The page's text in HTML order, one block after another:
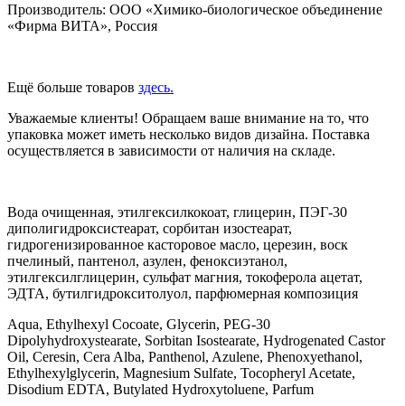
Производитель: OOO «Химико-биологическое объединение
«Фирма ВИТА», Россия
Ещё больше товаров здесь.
Уважаемые клиенты! Обращаем ваше внимание на то, что
упаковка может иметь несколько видов дизайна. Поставка
осуществляется в зависимости от наличия на складе.
Вода очищенная, этилгексилкокоат, глицерин, ПЭГ-30
диполигидроксистеарат, сорбитан изостеарат,
гидрогенизированное касторовое масло, церезин, воск
пчелиный, пантенол, азулен, феноксиэтанол,
этилгексилглицерин, сульфат магния, токоферола ацетат,
ЭДТА, бутилгидрокситолуол, парфюмерная композиция
Aqua, Ethylhexyl Cocoate, Glycerin, PEG-30
Dipolyhydroxystearate, Sorbitan Isostearate, Hydrogenated Castor
Oil, Ceresin, Cera Alba, Panthenol, Azulene, Phenoxyethanol,
Ethylhexylglycerin, Magnesium Sulfate, Tocopheryl Acetate,
Disodium EDTA, Butylated Hydroxytoluene, Parfum